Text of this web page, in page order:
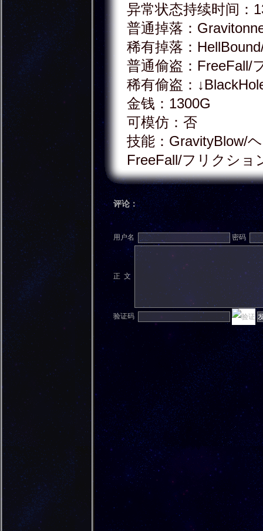
异常状态持续时间：
普通掉落：
稀有掉落：
普通偷盗：FreeFall/
稀有偷盗：
金钱：1300G
可模仿：否
技能：GravityBlow/
FreeFall/フリクショ
评论：
用户名 密码
正 文
验证码